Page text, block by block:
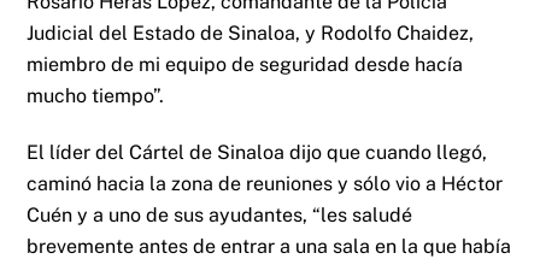
Judicial del Estado de Sinaloa, y Rodolfo Chaidez,
miembro de mi equipo de seguridad desde hacía
mucho tiempo”.
El líder del Cártel de Sinaloa dijo que cuando llegó,
caminó hacia la zona de reuniones y sólo vio a Héctor
Cuén y a uno de sus ayudantes, “les saludé
brevemente antes de entrar a una sala en la que había